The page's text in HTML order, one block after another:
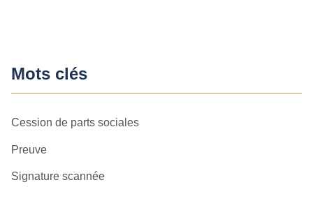
Mots clés
Cession de parts sociales
Preuve
Signature scannée